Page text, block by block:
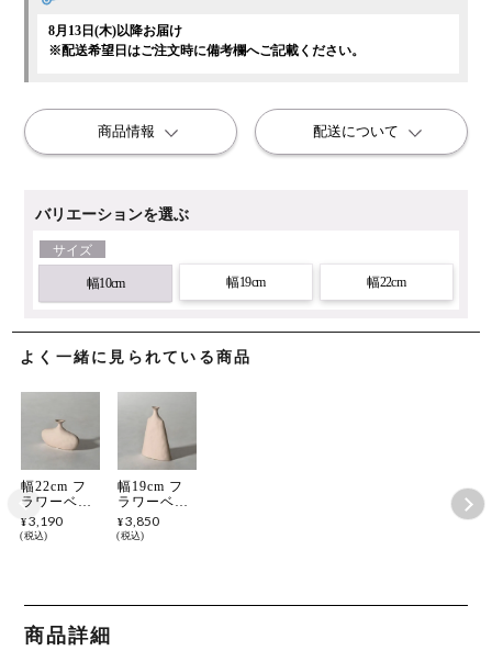
よく一緒に見られている商品
幅22cm フ
ラワーベー
ス 花瓶 陶
器 花入れ
リア アート
オブジェ く
すみカラー
¥ 3,190
税込
幅19cm フ
ラワーベー
ス 花瓶 陶
器 花入れ
リア アート
¥3,850
税込
商品詳細
バリエーションを選ぶ
サイズ
幅10cm 幅19cm 幅22cm
8月13日(木)以降お届け
※配送希望日はご注文時に備考欄へご記載ください。
商品情報 配送について